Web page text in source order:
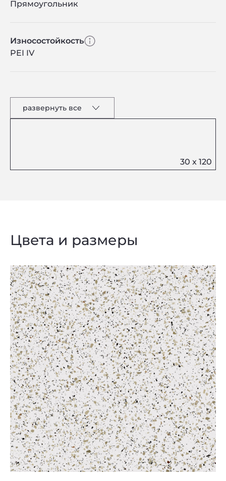
Прямоугольник
Износостойкость
PEI IV
развернуть все
Цвета и размеры